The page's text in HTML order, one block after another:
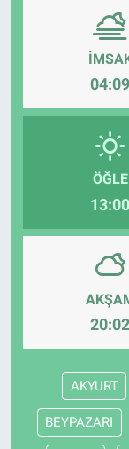
04:09
ÖĞLE
13:00
20:02
AKYURT
BEYPAZARI
Yaşam